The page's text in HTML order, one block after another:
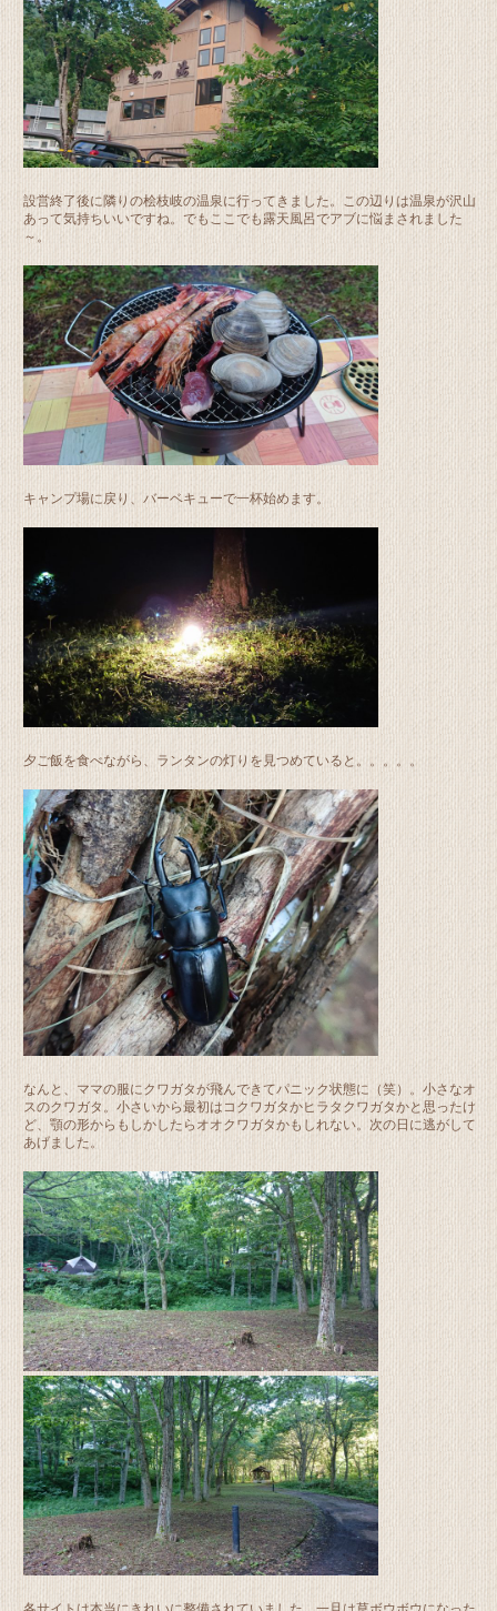
設営終了後に隣りの桧枝岐の温泉に行ってきました。この辺りは温泉が沢山
あって気持ちいいですね。でもここでも露天風呂でアブに悩まされました
～。
キャンプ場に戻り、バーベキューで一杯始めます。
夕ご飯を食べながら、ランタンの灯りを見つめていると。。。。。
なんと、ママの服にクワガタが飛んできてパニック状態に（笑）。小さなオ
スのクワガタ。小さいから最初はコクワガタかヒラタクワガタかと思ったけ
ど、顎の形からもしかしたらオオクワガタかもしれない。次の日に逃がして
あげました。